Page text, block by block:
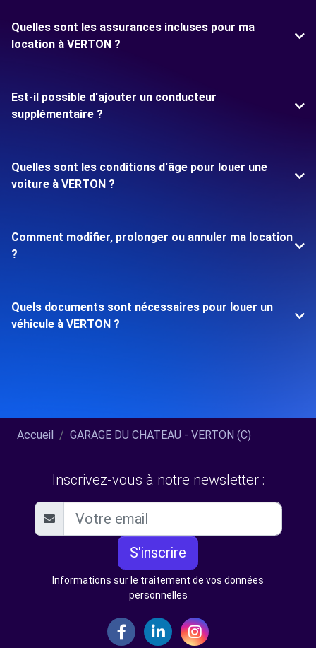
Quelles sont les assurances incluses pour ma
location à VERTON ?
Est-il possible d'ajouter un conducteur
supplémentaire ?
Quelles sont les conditions d'âge pour louer une
voiture à VERTON ?
Comment modifier, prolonger ou annuler ma location
?
Quels documents sont nécessaires pour louer un
véhicule à VERTON ?
Accueil GARAGE DU CHATEAU - VERTON (C)
Inscrivez-vous à notre newsletter :
S'inscrire
Informations sur le traitement de vos données
personnelles